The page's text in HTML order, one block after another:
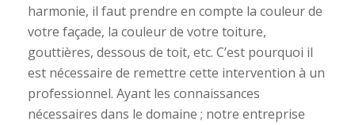
harmonie, il faut prendre en compte la couleur de
votre façade, la couleur de votre toiture,
gouttières, dessous de toit, etc. C’est pourquoi il
est nécessaire de remettre cette intervention à un
professionnel. Ayant les connaissances
nécessaires dans le domaine ; notre entreprise